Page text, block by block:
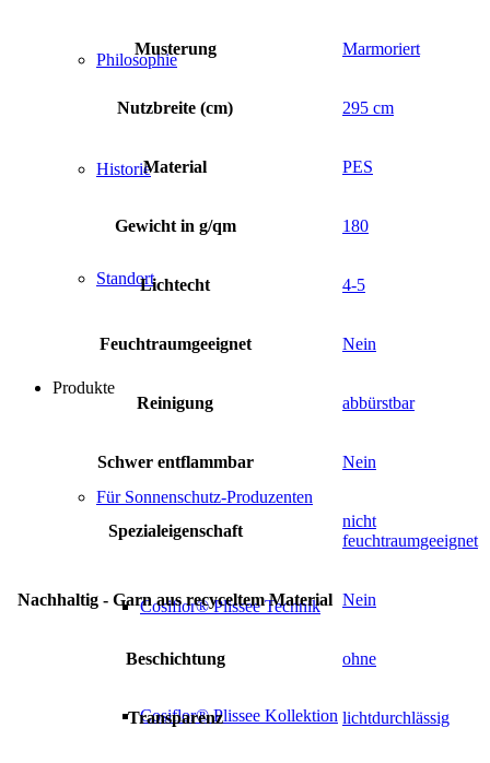
Philosophie
Historie
Standort
Produkte
Für Sonnenschutz-Produzenten
Cosiflor® Plissee Technik
Cosiflor® Plissee Kollektion
Musterung Marmoriert
Nutzbreite (cm) 295 cm
Material PES
Gewicht in g/qm 180
Lichtecht 4-5
Feuchtraumgeeignet Nein
Reinigung abbürstbar
Schwer entflammbar Nein
Spezialeigenschaft
nicht
feuchtraumgeeignet
Nachhaltig - Garn aus recyceltem Material Nein
Beschichtung ohne
Transparenz lichtdurchlässig